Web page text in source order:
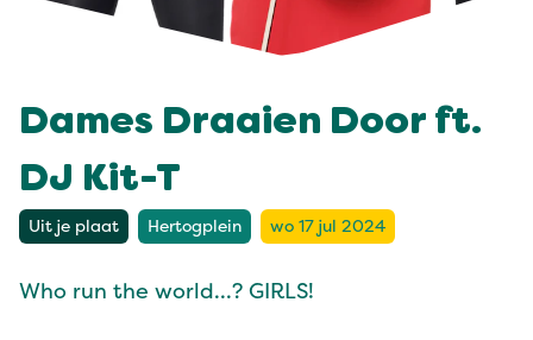
Dames Draaien Door ft.
DJ Kit-T
Uit je plaat Hertogplein wo 17 jul 2024
Who run the world...? GIRLS!